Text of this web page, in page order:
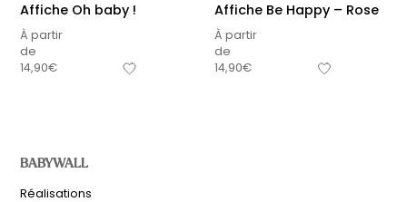
Affiche Oh baby !
À partir
de
14,90€
Affiche Be Happy – Rose
À partir
de
14,90€
BABYWALL
Réalisations